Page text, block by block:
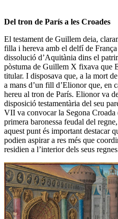
Del tron de París a les Croades
El testament de Guillem deia,
filla i hereva amb el delfí de França
dissolució d’Aquitània dins el
pòstuma de Guillem X fixava que
titular. I disposava que, a la mort
a mans d’un fill d’Elionor que, en
hereu al tron de París. Elionor va
disposició testamentària del seu
VII va convocar la Segona
primera baronessa feudal del
aquest punt és important destacar
podien aspirar a res més que
residien a l’interior dels seus